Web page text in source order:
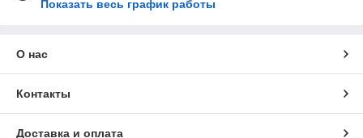
Показать весь график работы
О нас
Контакты
Доставка и оплата